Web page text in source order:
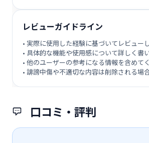
口コミ・評判
レビューガイドライン
• 実際に使用した経験に基づいてレビュー
• 具体的な機能や使用感について詳しく書
• 他のユーザーの参考になる情報を含めて
• 誹謗中傷や不適切な内容は削除される場